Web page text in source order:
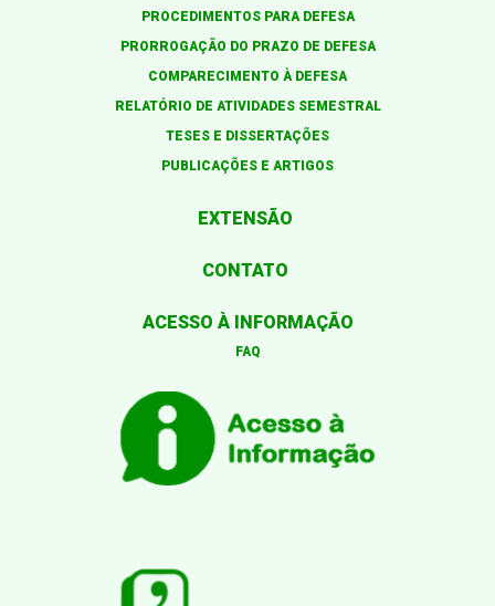
PROCEDIMENTOS PARA DEFESA
PRORROGAÇÃO DO PRAZO DE DEFESA
COMPARECIMENTO À DEFESA
RELATÓRIO DE ATIVIDADES SEMESTRAL
TESES E DISSERTAÇÕES
PUBLICAÇÕES E ARTIGOS
EXTENSÃO
CONTATO
ACESSO À INFORMAÇÃO
FAQ